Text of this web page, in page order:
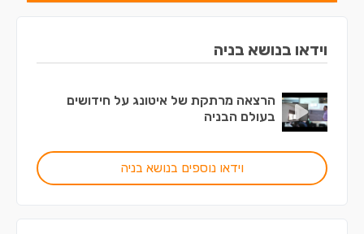
וידאו בנושא בניה
הרצאה מרתקת של איטונג על חידושים
בעולם הבניה
וידאו נוספים בנושא בניה